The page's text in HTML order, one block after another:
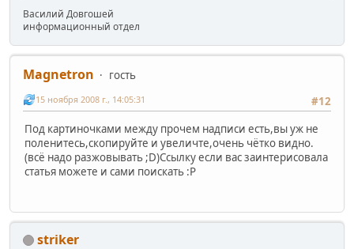
Василий Довгошей
информационный отдел
Magnetron
гость
#12
15 ноября 2008 г., 14:05:31
Под картиночками между прочем надписи есть,вы уж не
поленитесь,скопируйте и увеличте,очень чётко видно.
(всё надо разжовывать ;D)Ссылку если вас заинтерисовала
статья можете и сами поискать :P
striker